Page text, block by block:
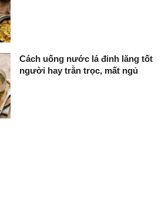
Cách uống nước lá đinh lăng tốt
người hay trằn trọc, mất ngủ